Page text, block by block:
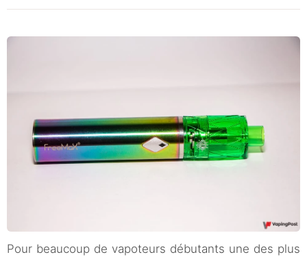
Pour beaucoup de vapoteurs débutants une des plus